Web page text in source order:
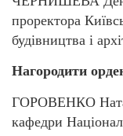
проректора
будівництва і
Нагородити
ГОРОВЕНКО
кафедри